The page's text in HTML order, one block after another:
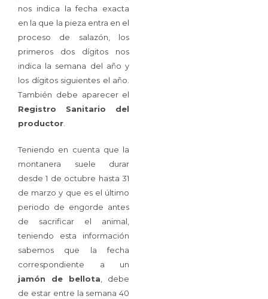
nos indica la fecha exacta
en la que la pieza entra en el
proceso de salazón, los
primeros dos dígitos nos
indica la semana del año y
los dígitos siguientes el año.
También debe aparecer el
Registro Sanitario del
productor.
Teniendo en cuenta que la
montanera suele durar
desde 1 de octubre hasta 31
de marzo y que es el último
periodo de engorde antes
de sacrificar el animal,
teniendo esta información
sabemos que la fecha
correspondiente a un
jamón de bellota , debe
de estar entre la semana 40